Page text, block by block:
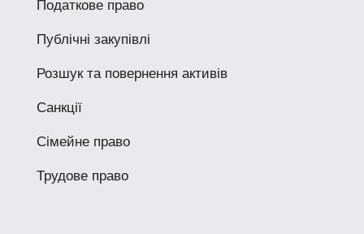
Податкове право
Публічні закупівлі
Розшук та повернення активів
Санкції
Сімейне право
Трудове право